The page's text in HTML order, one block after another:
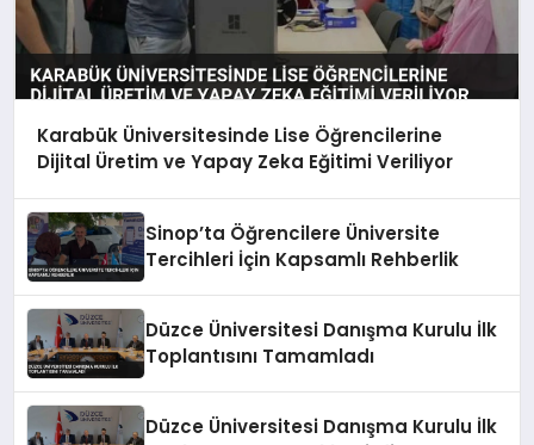
Karabük Üniversitesinde Lise Öğrencilerine
Dijital Üretim ve Yapay Zeka Eğitimi Veriliyor
Sinop’ta Öğrencilere Üniversite
Tercihleri İçin Kapsamlı Rehberlik
Düzce Üniversitesi Danışma Kurulu İlk
Toplantısını Tamamladı
Düzce Üniversitesi Danışma Kurulu İlk